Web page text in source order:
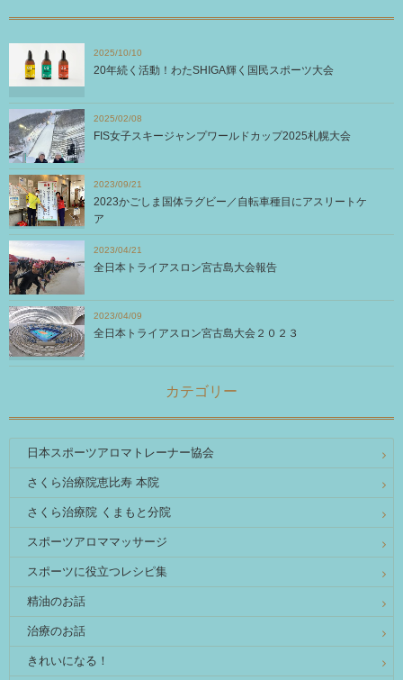
2025/10/10
20年続く活動！わたSHIGA輝く国民スポーツ大会
2025/02/08
FIS女子スキージャンプワールドカップ2025札幌大会
2023/09/21
2023かごしま国体ラグビー／自転車種目にアスリートケ
ア
2023/04/21
全日本トライアスロン宮古島大会報告
2023/04/09
全日本トライアスロン宮古島大会２０２３
カテゴリー
日本スポーツアロマトレーナー協会
さくら治療院恵比寿 本院
さくら治療院 くまもと分院
スポーツアロママッサージ
スポーツに役立つレシピ集
精油のお話
治療のお話
きれいになる！